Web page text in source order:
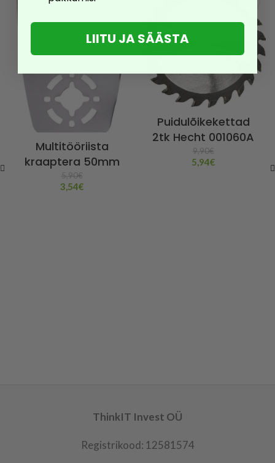
Multitööriista
kraaptera 50mm
5,90€
3,54€
Puidulõikekettad
2tk Hecht 001060A
9,90€
5,94€
ThinkIT Invest OÜ
Registrikood: 12581574
LIITU JA SÄÄSTA